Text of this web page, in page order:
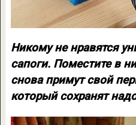
Никому не нравятся
сапоги. Поместите в
снова примут свой
который сохранят